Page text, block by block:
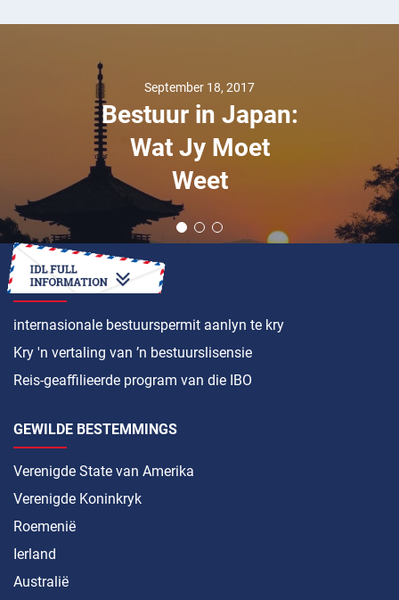
September 18, 2017
Bestuur in Japan:
Wat Jy Moet
Weet
HOE OM ’N
internasionale bestuurspermit aanlyn te kry
Kry 'n vertaling van ’n bestuurslisensie
Reis-geaffilieerde program van die IBO
GEWILDE BESTEMMINGS
Verenigde State van Amerika
Verenigde Koninkryk
Roemenië
Ierland
Australië